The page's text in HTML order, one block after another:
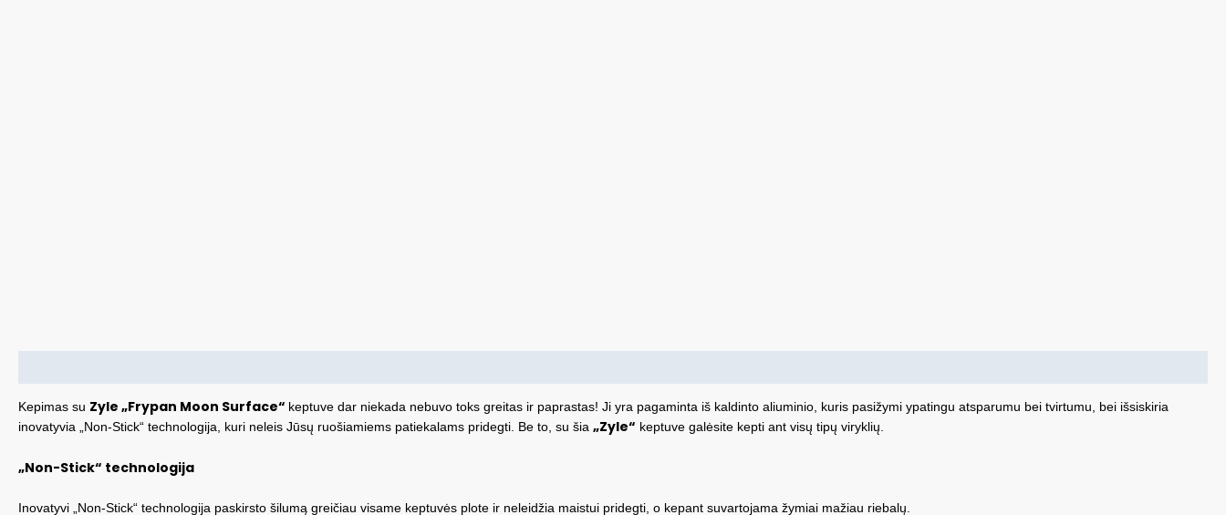
Kepimas su Zyle „Frypan Moon Surface“ keptuve dar niekada nebuvo toks greitas ir paprastas! Ji yra pagaminta iš kaldinto aliuminio, kuris pasižymi ypatingu atsparumu bei tvirtumu, bei išsiskiria
inovatyvia „Non-Stick“ technologija, kuri neleis Jūsų ruošiamiems patiekalams pridegti. Be to, su šia „Zyle“ keptuve galėsite kepti ant visų tipų viryklių.
„Non-Stick“ technologija
Inovatyvi „Non-Stick“ technologija paskirsto šilumą greičiau visame keptuvės plote ir neleidžia maistui pridegti, o kepant suvartojama žymiai mažiau riebalų.